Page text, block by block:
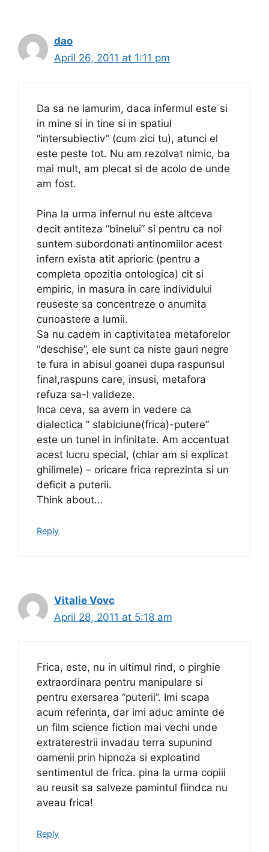
dao
April 26, 2011 at 1:11 pm
Da sa ne lamurim, daca infermul este si
in mine si in tine si in spatiul
“intersubiectiv” (cum zici tu), atunci el
este peste tot. Nu am rezolvat nimic, ba
mai mult, am plecat si de acolo de unde
am fost.
Pina la urma infernul nu este altceva
decit antiteza “binelui” si pentru ca noi
suntem subordonati antinomiilor acest
infern exista atit aprioric (pentru a
completa opozitia ontologica) cit si
empiric, in masura in care individului
reuseste sa concentreze o anumita
cunoastere a lumii.
Sa nu cadem in captivitatea metaforelor
“deschise”, ele sunt ca niste gauri negre
te fura in abisul goanei dupa raspunsul
final,raspuns care, insusi, metafora
refuza sa-l valideze.
Inca ceva, sa avem in vedere ca
dialectica ” slabiciune(frica)-putere”
este un tunel in infinitate. Am accentuat
acest lucru special, (chiar am si explicat
ghilimele) – oricare frica reprezinta si un
deficit a puterii.
Think about…
Reply
Vitalie Vovc
April 28, 2011 at 5:18 am
Frica, este, nu in ultimul rind, o pirghie
extraordinara pentru manipulare si
pentru exersarea “puterii”. Imi scapa
acum referinta, dar imi aduc aminte de
un film science fiction mai vechi unde
extraterestrii invadau terra supunind
oamenii prin hipnoza si exploatind
sentimentul de frica. pina la urma copiii
au reusit sa salveze pamintul fiindca nu
aveau frica!
Reply